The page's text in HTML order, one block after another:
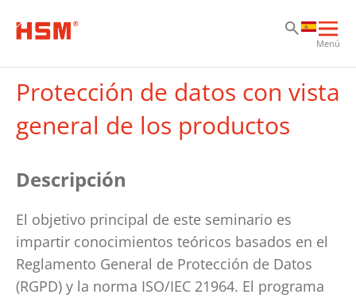
Menú
Protección de datos con vista
general de los productos
Descripción
El objetivo principal de este seminario es
impartir conocimientos teóricos basados en el
Reglamento General de Protección de Datos
(RGPD) y la norma ISO/IEC 21964. El programa